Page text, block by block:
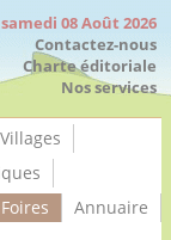
samedi 08 Août 2026
Contactez-nous
Charte éditoriale
Nos services
Annuaire